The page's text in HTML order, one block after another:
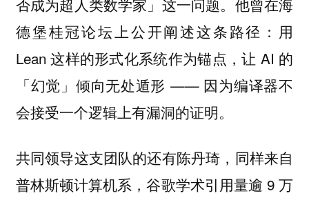
德堡桂冠论坛上公开阐述这条路径：用
Lean 这样的形式化系统作为锚点，让 AI 的
「幻觉」倾向无处遁形 —— 因为编译器不
会接受一个逻辑上有漏洞的证明。
共同领导这支团队的还有陈丹琦，同样来自
普林斯顿计算机系，谷歌学术引用量逾 9 万